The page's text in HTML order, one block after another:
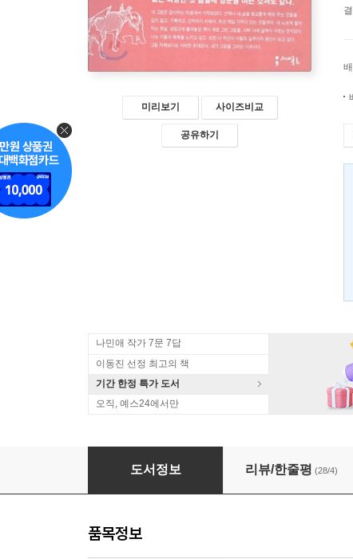
미리보기 사이즈비교
공유하기
나민애 작가 7문 7답
이동진 선정 최고의 책
기간 한정 특가 도서
오직, 예스24에서만
모든 날이 소중하다
도서정보 리뷰/한줄평 (28/4)
품목정보